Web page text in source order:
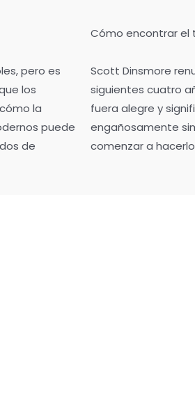
pero es
los
la
puede
de
Cómo encontrar el
Scott Dinsmore
siguientes cuatro
fuera alegre y
engañosamente
comenzar a